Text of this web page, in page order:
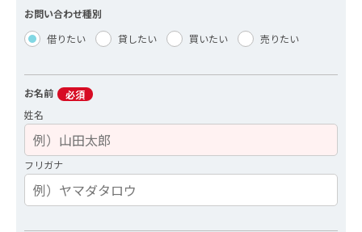
お問い合わせ種別
借りたい
貸したい 買いたい 売りたい
お名前
必須
姓名
フリガナ